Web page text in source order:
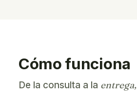
Cómo funciona
De la consulta a la entrega,